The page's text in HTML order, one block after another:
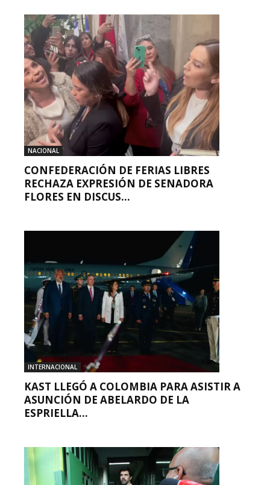
NACIONAL
CONFEDERACIÓN DE FERIAS LIBRES
RECHAZA EXPRESIÓN DE SENADORA
FLORES EN DISCUS...
INTERNACIONAL
KAST LLEGÓ A COLOMBIA PARA ASISTIR A
ASUNCIÓN DE ABELARDO DE LA
ESPRIELLA...